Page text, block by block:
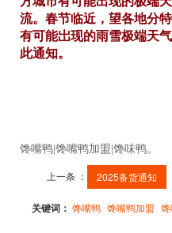
流。春节临近，望各地分
有可能岀现的雨雪极端天
此通知。
馋嘴鸭|馋嘴鸭加盟|馋味鸭。
上一条 ： 2025备货通知
关键词： 馋嘴鸭 馋嘴鸭加盟